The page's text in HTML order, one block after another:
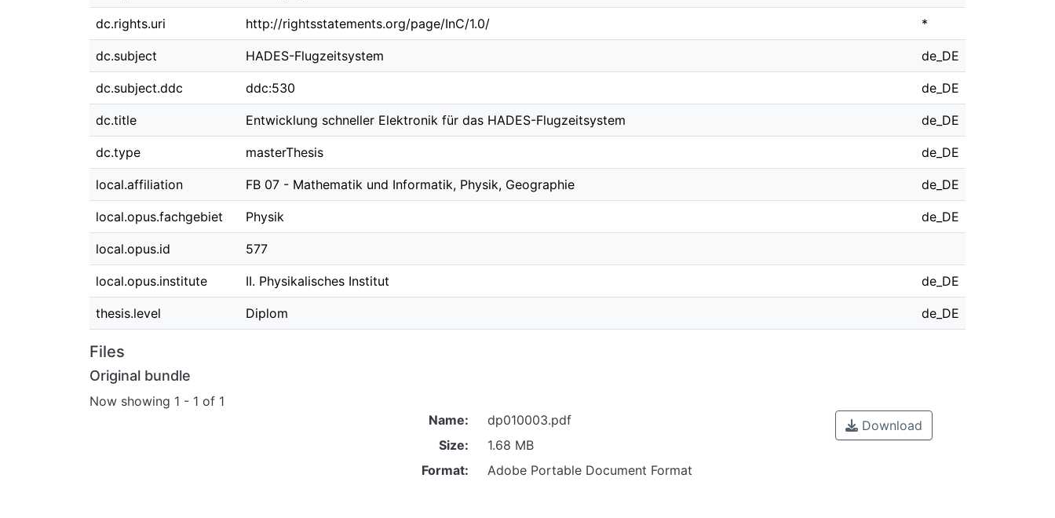
dc.rights.uri http://rightsstatements.org/page/InC/1.0/ *
dc.subject HADES-Flugzeitsystem de_DE
dc.subject.ddc ddc:530 de_DE
dc.title Entwicklung schneller Elektronik für das HADES-Flugzeitsystem de_DE
dc.type masterThesis de_DE
local.affiliation FB 07 - Mathematik und Informatik, Physik, Geographie de_DE
local.opus.fachgebiet Physik de_DE
local.opus.id 577
local.opus.institute II. Physikalisches Institut de_DE
thesis.level Diplom de_DE
Files
Original bundle
Now showing 1 - 1 of 1
Name:
dp010003.pdf
Size:
1.68 MB
Format:
Adobe Portable Document Format
Download